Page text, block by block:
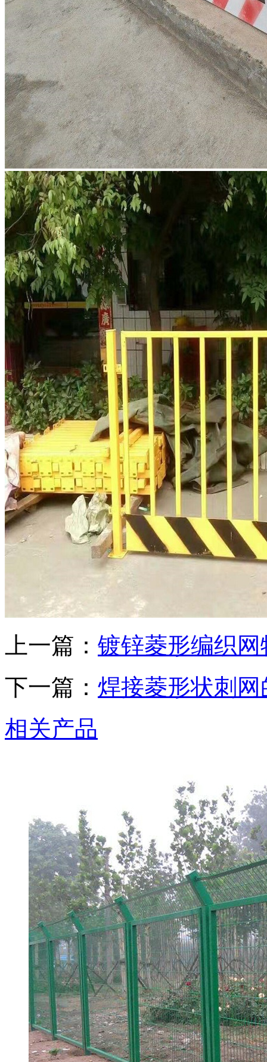
上一篇： 镀锌菱形编织网
下一篇： 焊接菱形状刺
相关产品